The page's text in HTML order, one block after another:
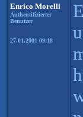
Enrico Morelli
Authentifizierter
Benutzer
27.01.2001 09:18